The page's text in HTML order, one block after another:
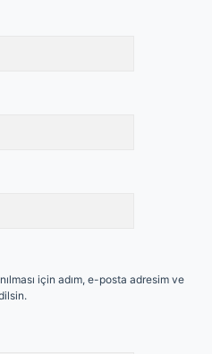
için adım, e-posta adresim ve